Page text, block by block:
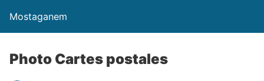
Mostaganem
Photo Cartes postales